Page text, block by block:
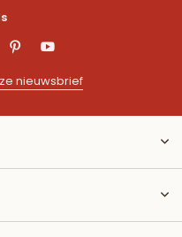
nieuwsbrief